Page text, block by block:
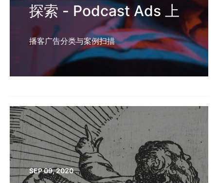
探索 - Podcast Ads 上
播客广告分类与案例扫描
SEP 09, 2020